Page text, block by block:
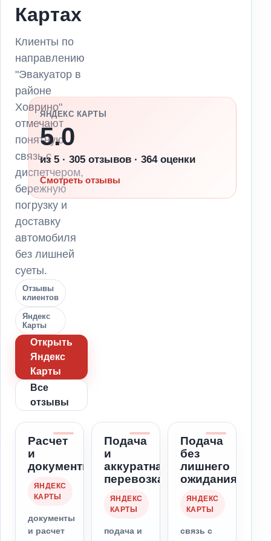
Картах
Клиенты по
направлению
"Эвакуатор в
районе
Ховрино"
отмечают
понятную
связь с
диспетчером,
бережную
погрузку и
доставку
автомобиля
без лишней
суеты.
Отзывы
клиентов
Яндекс
Карты
Открыть
Яндекс
Карты
Все
отзывы
ЯНДЕКС КАРТЫ
5.0
из 5 · 305 отзывов · 364 оценки
Смотреть отзывы
Расчет
и
документы
ЯНДЕКС
КАРТЫ
документы
и расчет
Подача
и
аккуратная
перевозка
ЯНДЕКС
КАРТЫ
подача и
Подача
без
лишнего
ожидания
ЯНДЕКС
КАРТЫ
связь с